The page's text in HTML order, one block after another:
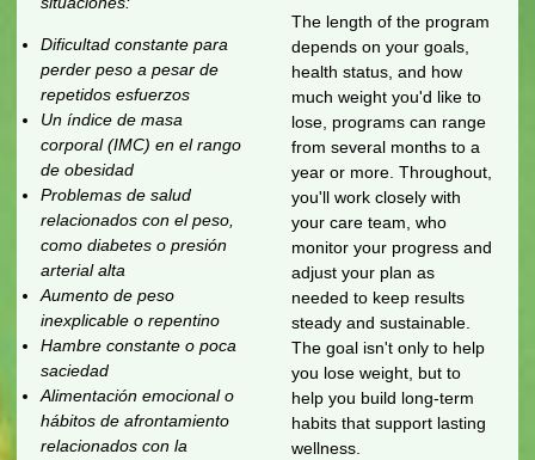
Dificultad constante para
perder peso a pesar de
repetidos esfuerzos
Un índice de masa
corporal (IMC) en el rango
de obesidad
Problemas de salud
relacionados con el peso,
como diabetes o presión
arterial alta
Aumento de peso
inexplicable o repentino
Hambre constante o poca
saciedad
Alimentación emocional o
hábitos de afrontamiento
relacionados con la
The length of the program
depends on your goals,
health status, and how
much weight you'd like to
lose, programs can range
from several months to a
year or more. Throughout,
you'll work closely with
your care team, who
monitor your progress and
adjust your plan as
needed to keep results
steady and sustainable.
The goal isn't only to help
you lose weight, but to
help you build long-term
habits that support lasting
wellness.